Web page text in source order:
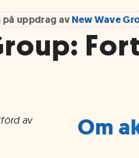
på uppdrag avNew Wave
av
Om